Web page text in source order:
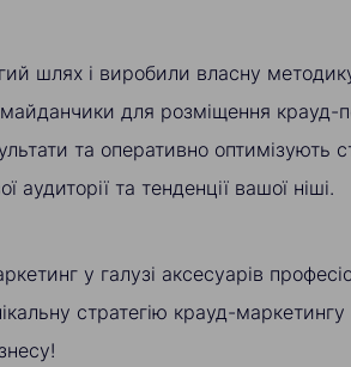
шлях і виробили власну
майданчики для розміщення крауд-
та оперативно оптимізують
аудиторії та тенденції вашої ніші.
у галузі аксесуарів
стратегію крауд-маркетингу